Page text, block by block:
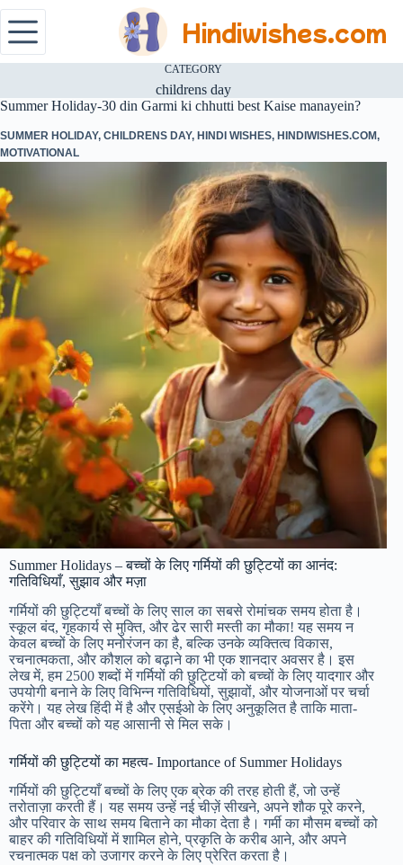
Hindiwishes.com
CATEGORY
childrens day
Summer Holiday-30 din Garmi ki chhutti best Kaise manayein?
SUMMER HOLIDAY, CHILDRENS DAY, HINDI WISHES, HINDIWISHES.COM,
MOTIVATIONAL
Summer Holidays – बच्चों के लिए गर्मियों की छुट्टियों का आनंद:
गतिविधियाँ, सुझाव और मज़ा
गर्मियों की छुट्टियाँ बच्चों के लिए साल का सबसे रोमांचक समय होता है।
स्कूल बंद, गृहकार्य से मुक्ति, और ढेर सारी मस्ती का मौका! यह समय न
केवल बच्चों के लिए मनोरंजन का है, बल्कि उनके व्यक्तित्व विकास,
रचनात्मकता, और कौशल को बढ़ाने का भी एक शानदार अवसर है। इस
लेख में, हम 2500 शब्दों में गर्मियों की छुट्टियों को बच्चों के लिए यादगार और
उपयोगी बनाने के लिए विभिन्न गतिविधियों, सुझावों, और योजनाओं पर चर्चा
करेंगे। यह लेख हिंदी में है और एसईओ के लिए अनुकूलित है ताकि माता-
पिता और बच्चों को यह आसानी से मिल सके।
गर्मियों की छुट्टियों का महत्व- Importance of Summer Holidays
गर्मियों की छुट्टियाँ बच्चों के लिए एक ब्रेक की तरह होती हैं, जो उन्हें
तरोताज़ा करती हैं। यह समय उन्हें नई चीज़ें सीखने, अपने शौक पूरे करने,
और परिवार के साथ समय बिताने का मौका देता है। गर्मी का मौसम बच्चों को
बाहर की गतिविधियों में शामिल होने, प्रकृति के करीब आने, और अपने
रचनात्मक पक्ष को उजागर करने के लिए प्रेरित करता है।